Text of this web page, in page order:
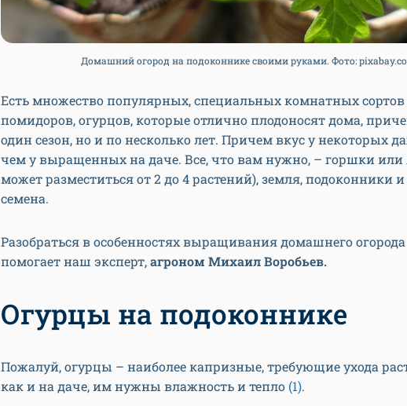
Домашний огород на подоконнике своими руками. Фото:
Есть множество популярных, специальных комнатных сортов
помидоров, огурцов, которые отлично плодоносят дома,
один сезон, но и по несколько лет. Причем вкус у некоторых
чем у выращенных на даче. Все, что вам нужно, – горшки
может разместиться от 2 до 4 растений), земля, подоконники
семена.
Разобраться в особенностях выращивания домашнего
помогает наш эксперт,агроном Михаил Воробьев.
Огурцы на подоконнике
Пожалуй, огурцы – наиболее капризные, требующие ухода
как и на даче, им нужны влажность и тепло (1).